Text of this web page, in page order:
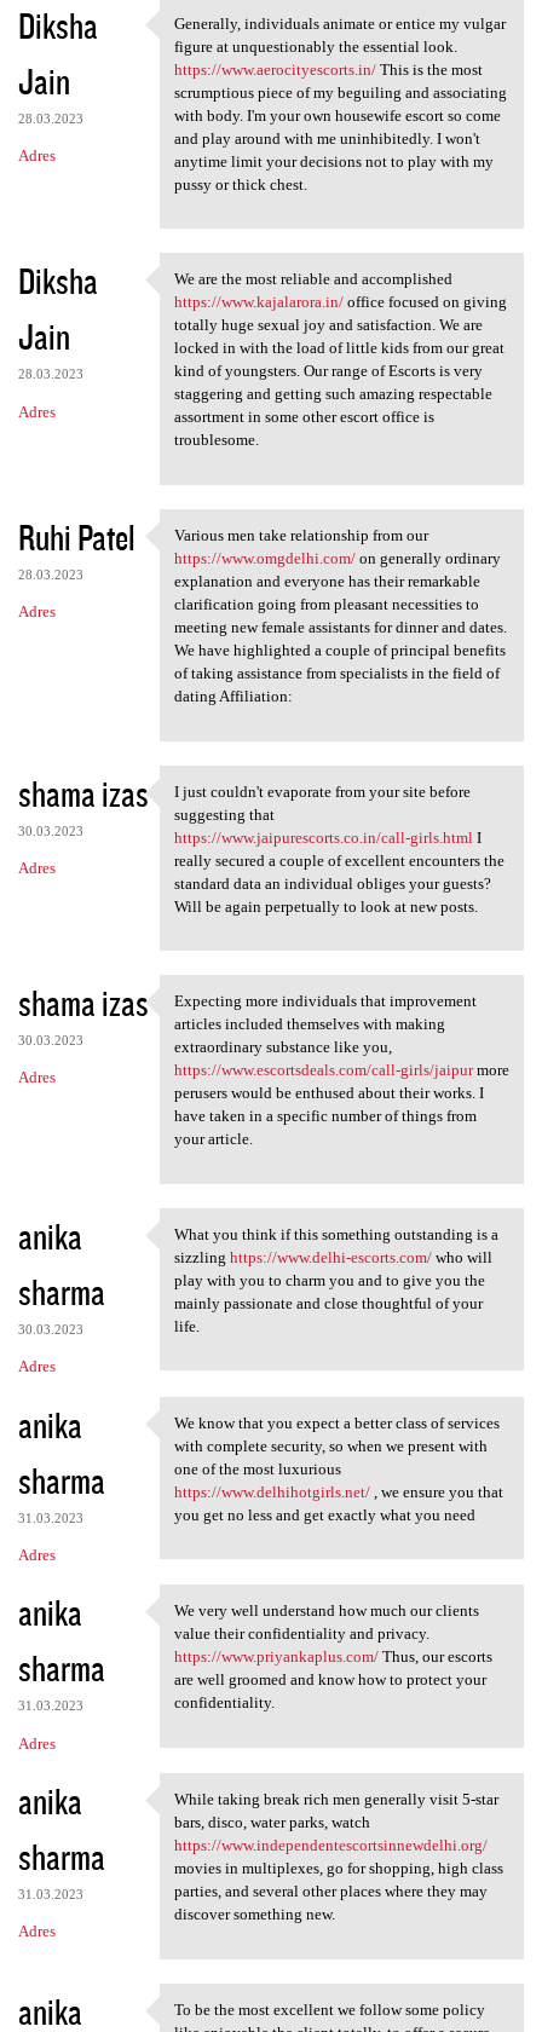
Diksha
Jain
28.03.2023
Adres
Generally, individuals
Generally, individuals animate or entice my vulgar
figure at unquestionably the essential look.
https://www.aerocityescorts.in/This is the most
scrumptious piece of my beguiling and associating
with body. I'm your own housewife escort so come
and play around with me uninhibitedly. I won't
anytime limit your decisions not to play with my
pussy or thick chest.
Diksha
Jain
28.03.2023
Adres
We are the most reliable and
We are the most reliable and accomplished
https://www.kajalarora.in/office focused on giving
totally huge sexual joy and satisfaction. We are
locked in with the load of little kids from our great
kind of youngsters. Our range of Escorts is very
staggering and getting such amazing respectable
assortment in some other escort office is
troublesome.
Ruhi Patel
28.03.2023
Adres
Various men take relationship
Various men take relationship from our
https://www.omgdelhi.com/on generally ordinary
explanation and everyone has their remarkable
clarification going from pleasant necessities to
meeting new female assistants for dinner and dates.
We have highlighted a couple of principal benefits
of taking assistance from specialists in the field of
dating Affiliation:
shama izas
30.03.2023
Adres
I just couldn't evaporate
I just couldn't evaporate from your site before
suggesting that
https://www.jaipurescorts.co.in/call-girls.html I
really secured a couple of excellent encounters the
standard data an individual obliges your guests?
Will be again perpetually to look at new posts.
shama izas
30.03.2023
Adres
Expecting more individuals
Expecting more individuals that improvement
articles included themselves with making
extraordinary substance like you,
https://www.escortsdeals.com/call-girls/jaipurmore
perusers would be enthused about their works. I
have taken in a specific number of things from
your article.
anika
sharma
30.03.2023
Adres
What you think if this
What you think if this something outstanding is a
sizzling https://www.delhi-escorts.com/who will
play with you to charm you and to give you the
mainly passionate and close thoughtful of your
life.
anika
sharma
31.03.2023
Adres
We know that you expect a
We know that you expect a better class of services
with complete security, so when we present with
one of the most luxurious
https://www.delhihotgirls.net/, we ensure you that
you get no less and get exactly what you need
anika
sharma
31.03.2023
Adres
We very well understand how
We very well understand how much our clients
value their confidentiality and privacy.
https://www.priyankaplus.com/Thus, our escorts
are well groomed and know how to protect your
confidentiality.
anika
sharma
31.03.2023
Adres
While taking break rich men
While taking break rich men generally visit 5-star
bars, disco, water parks, watch
https://www.independentescortsinnewdelhi.org/
movies in multiplexes, go for shopping, high class
parties, and several other places where they may
discover something new.
anika
To be the most excellent we follow some policy